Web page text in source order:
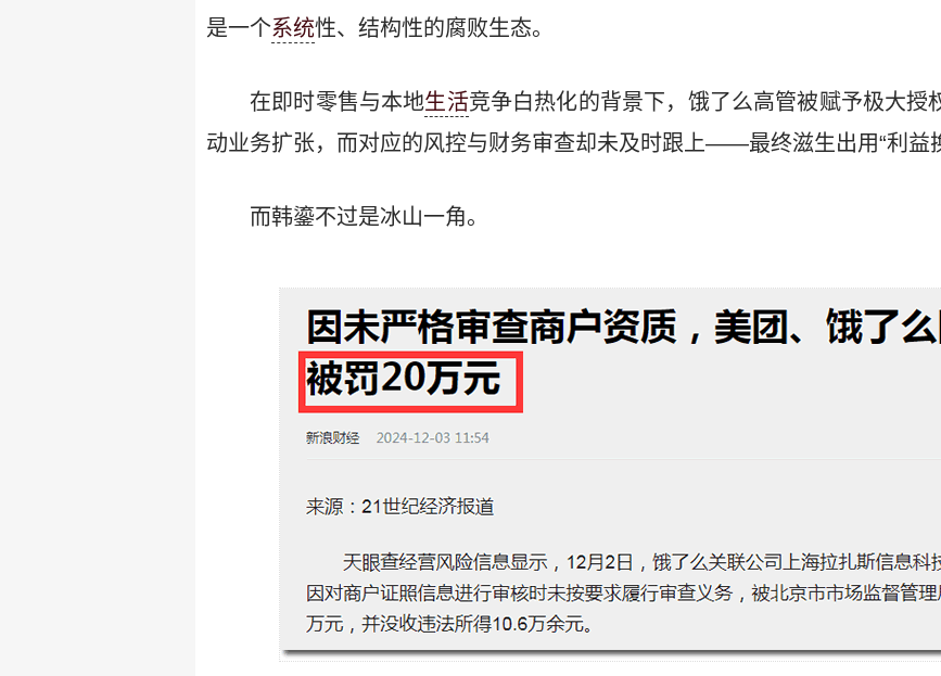
是一个系统性、结构性的腐败生态。
在即时零售与本地生活竞争白热化的背景下，饿了么高管被赋予极大授
动业务扩张，而对应的风控与财务审查却未及时跟上——最终滋生出用“利益
而韩鎏不过是冰山一角。